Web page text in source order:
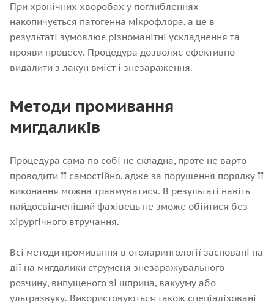
При хронічних хворобах у поглибленнях
накопичується патогенна мікрофлора, а це в
результаті зумовлює різноманітні ускладнення та
прояви процесу. Процедура дозволяє ефективно
видалити з лакун вміст і знезараження.
Методи промивання
мигдаликів
Процедура сама по собі не складна, проте не варто
проводити її самостійно, адже за порушення порядку її
виконання можна травмуватися. В результаті навіть
найдосвідченіший фахівець не зможе обійтися без
хірургічного втручання.
Всі методи промивання в отоларингології засновані на
дії на мигдалики струменя знезаражувального
розчину, випущеного зі шприца, вакууму або
ультразвуку. Використовуються також спеціалізовані